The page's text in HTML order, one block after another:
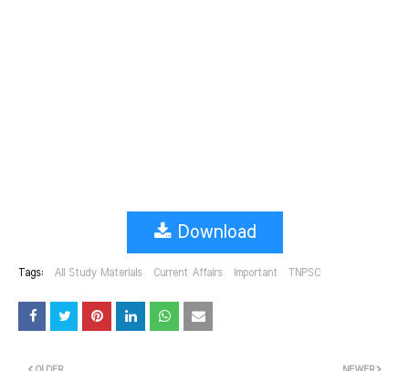
Download
Tags: All Study Materials Current Affairs Important TNPSC